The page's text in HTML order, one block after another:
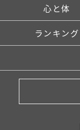
心と体
ランキング